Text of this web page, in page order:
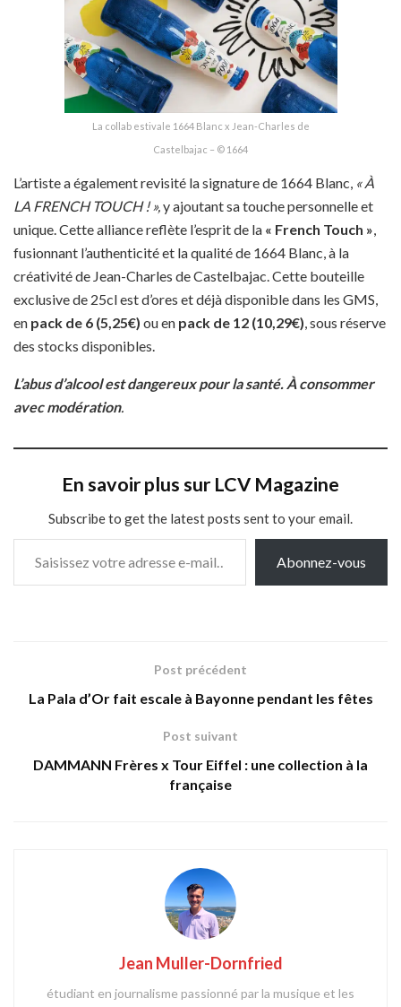
La collab estivale 1664 Blanc x Jean-Charles de
Castelbajac – © 1664
L’artiste a également revisité la signature de 1664 Blanc, « À
LA FRENCH TOUCH ! »,y ajoutant sa touche personnelle et
unique. Cette alliance reflète l’esprit de la « French Touch »,
fusionnant l’authenticité et la qualité de 1664 Blanc, à la
créativité de Jean-Charles de Castelbajac. Cette bouteille
exclusive de 25cl est d’ores et déjà disponible dans les GMS,
en pack de 6 (5,25€) ou en pack de 12 (10,29€), sous réserve
des stocks disponibles.
L’abus d’alcool est dangereux pour la santé. À consommer
avec modération.
En savoir plus sur LCV Magazine
Subscribe to get the latest posts sent to your email.
Saisissez votre adresse e-mail…
Abonnez-vous
Post précédent
La Pala d’Or fait escale à Bayonne pendant les fêtes
Post suivant
DAMMANN Frères x Tour Eiffel : une collection à la
française
Jean Muller-Dornfried
étudiant en journalisme passionné par la musique et les